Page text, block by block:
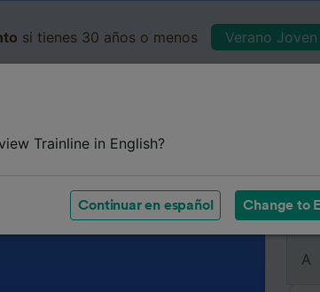
si tienes 30 años o menos Verano
De
A
Trainline in English?
Continuar en español Change to